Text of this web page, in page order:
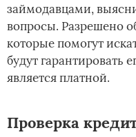
займодавцами,
вопросы. Разрешено
которые помогут
будут гарантировать
является платной.
Проверка